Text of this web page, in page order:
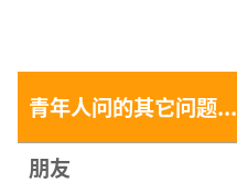
青年人问的其它问题...
朋友